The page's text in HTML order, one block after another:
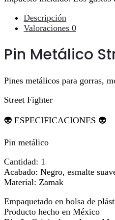
Descripción
Valoraciones 0
Pin Metálico
Pines metálicos para gorras,
Street Fighter
👽 ESPECIFICACIONES 👽
Pin metálico
Cantidad: 1
Acabado: Negro, esmalte
Material: Zamak
Empaquetado en bolsa de
Producto hecho en México